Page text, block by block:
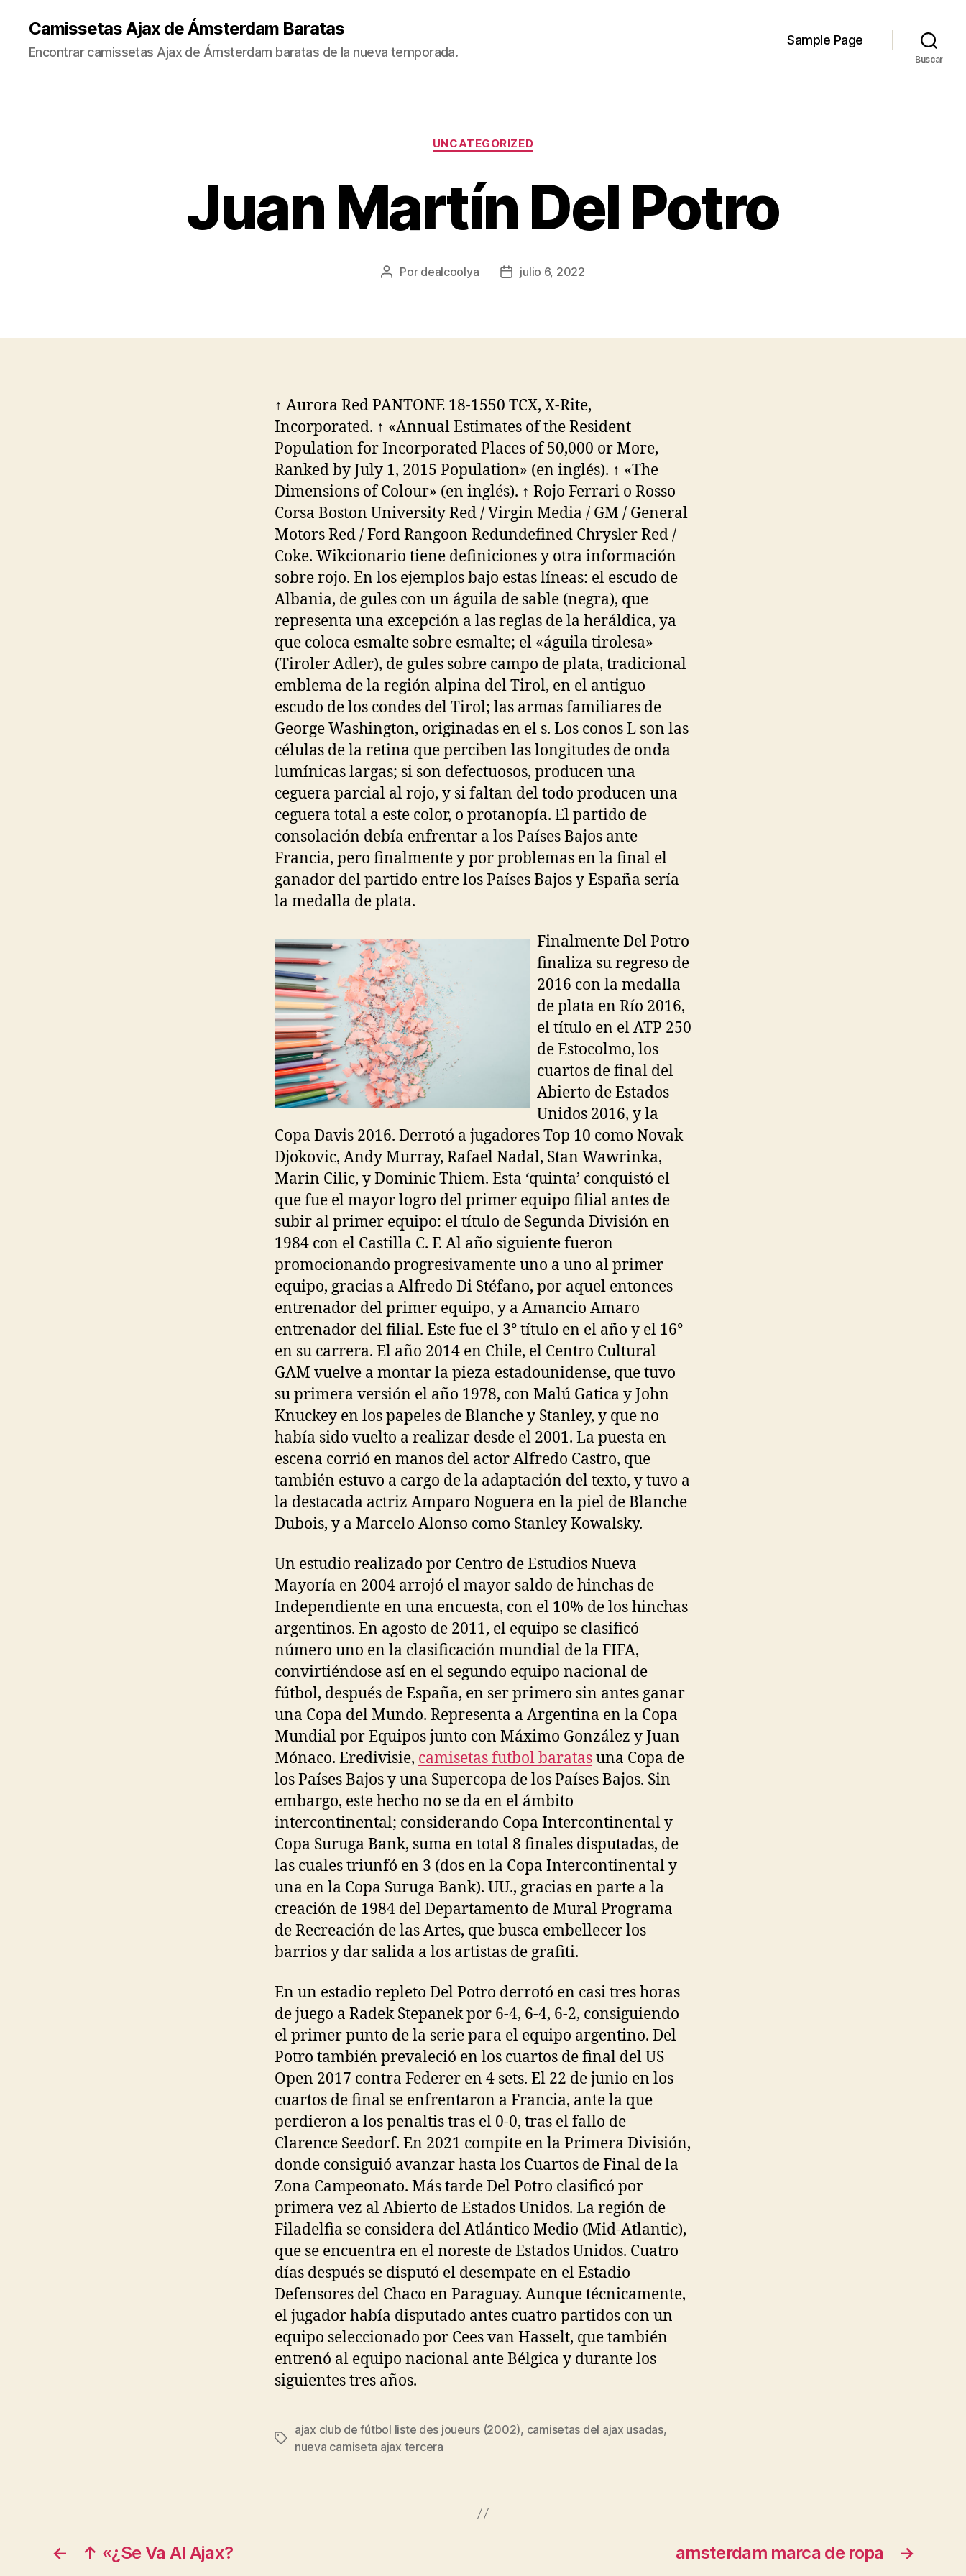
Camissetas Ajax de Ámsterdam Baratas
Encontrar camissetas Ajax de Ámsterdam baratas de la nueva temporada.
Sample Page
Buscar
Categorías
UNCATEGORIZED
Juan Martín Del Potro
Autor
Por dealcoolya
Fechajulio 6, 2022
↑ Aurora Red PANTONE 18-1550 TCX, X-Rite,
Incorporated. ↑ «Annual Estimates of the Resident
Population for Incorporated Places of 50,000 or More,
Ranked by July 1, 2015 Population» (en inglés). ↑ «The
Dimensions of Colour» (en inglés). ↑ Rojo Ferrari o Rosso
Corsa Boston University Red / Virgin Media / GM / General
Motors Red / Ford Rangoon Redundefined Chrysler Red /
Coke. Wikcionario tiene definiciones y otra información
sobre rojo. En los ejemplos bajo estas líneas: el escudo de
Albania, de gules con un águila de sable (negra), que
representa una excepción a las reglas de la heráldica, ya
que coloca esmalte sobre esmalte; el «águila tirolesa»
(Tiroler Adler), de gules sobre campo de plata, tradicional
emblema de la región alpina del Tirol, en el antiguo
escudo de los condes del Tirol; las armas familiares de
George Washington, originadas en el s. Los conos L son las
células de la retina que perciben las longitudes de onda
lumínicas largas; si son defectuosos, producen una
ceguera parcial al rojo, y si faltan del todo producen una
ceguera total a este color, o protanopía. El partido de
consolación debía enfrentar a los Países Bajos ante
Francia, pero finalmente y por problemas en la final el
ganador del partido entre los Países Bajos y España sería
la medalla de plata.
Finalmente Del Potro
finaliza su regreso de
2016 con la medalla
de plata en Río 2016,
el título en el ATP 250
de Estocolmo, los
cuartos de final del
Abierto de Estados
Unidos 2016, y la
Copa Davis 2016. Derrotó a jugadores Top 10 como Novak
Djokovic, Andy Murray, Rafael Nadal, Stan Wawrinka,
Marin Cilic, y Dominic Thiem. Esta ‘quinta’ conquistó el
que fue el mayor logro del primer equipo filial antes de
subir al primer equipo: el título de Segunda División en
1984 con el Castilla C. F. Al año siguiente fueron
promocionando progresivamente uno a uno al primer
equipo, gracias a Alfredo Di Stéfano, por aquel entonces
entrenador del primer equipo, y a Amancio Amaro
entrenador del filial. Este fue el 3° título en el año y el 16°
en su carrera. El año 2014 en Chile, el Centro Cultural
GAM vuelve a montar la pieza estadounidense, que tuvo
su primera versión el año 1978, con Malú Gatica y John
Knuckey en los papeles de Blanche y Stanley, y que no
había sido vuelto a realizar desde el 2001. La puesta en
escena corrió en manos del actor Alfredo Castro, que
también estuvo a cargo de la adaptación del texto, y tuvo a
la destacada actriz Amparo Noguera en la piel de Blanche
Dubois, y a Marcelo Alonso como Stanley Kowalsky.
Un estudio realizado por Centro de Estudios Nueva
Mayoría en 2004 arrojó el mayor saldo de hinchas de
Independiente en una encuesta, con el 10% de los hinchas
argentinos. En agosto de 2011, el equipo se clasificó
número uno en la clasificación mundial de la FIFA,
convirtiéndose así en el segundo equipo nacional de
fútbol, después de España, en ser primero sin antes ganar
una Copa del Mundo. Representa a Argentina en la Copa
Mundial por Equipos junto con Máximo González y Juan
Mónaco. Eredivisie, camisetas futbol baratasuna Copa de
los Países Bajos y una Supercopa de los Países Bajos. Sin
embargo, este hecho no se da en el ámbito
intercontinental; considerando Copa Intercontinental y
Copa Suruga Bank, suma en total 8 finales disputadas, de
las cuales triunfó en 3 (dos en la Copa Intercontinental y
una en la Copa Suruga Bank). UU., gracias en parte a la
creación de 1984 del Departamento de Mural Programa
de Recreación de las Artes, que busca embellecer los
barrios y dar salida a los artistas de grafiti.
En un estadio repleto Del Potro derrotó en casi tres horas
de juego a Radek Stepanek por 6-4, 6-4, 6-2, consiguiendo
el primer punto de la serie para el equipo argentino. Del
Potro también prevaleció en los cuartos de final del US
Open 2017 contra Federer en 4 sets. El 22 de junio en los
cuartos de final se enfrentaron a Francia, ante la que
perdieron a los penaltis tras el 0-0, tras el fallo de
Clarence Seedorf. En 2021 compite en la Primera División,
donde consiguió avanzar hasta los Cuartos de Final de la
Zona Campeonato. Más tarde Del Potro clasificó por
primera vez al Abierto de Estados Unidos. La región de
Filadelfia se considera del Atlántico Medio (Mid-Atlantic),
que se encuentra en el noreste de Estados Unidos. Cuatro
días después se disputó el desempate en el Estadio
Defensores del Chaco en Paraguay. Aunque técnicamente,
el jugador había disputado antes cuatro partidos con un
equipo seleccionado por Cees van Hasselt, que también
entrenó al equipo nacional ante Bélgica y durante los
siguientes tres años.
Etiquetas
ajax club de fútbol liste des joueurs (2002), camisetas del ajax usadas,
nueva camiseta ajax tercera
← ↑ «¿Se Va Al Ajax? →
amsterdam marca de ropa